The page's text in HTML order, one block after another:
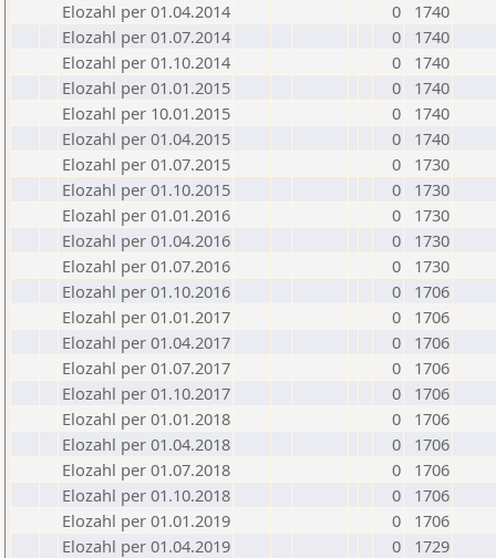
Elozahl per 01.04.2014
0
1740
Elozahl per 01.07.2014
0
1740
Elozahl per 01.10.2014
0
1740
Elozahl per 01.01.2015
0
1740
Elozahl per 10.01.2015
0
1740
Elozahl per 01.04.2015
0
1740
Elozahl per 01.07.2015
0
1730
Elozahl per 01.10.2015
0
1730
Elozahl per 01.01.2016
0
1730
Elozahl per 01.04.2016
0
1730
Elozahl per 01.07.2016
0
1730
Elozahl per 01.10.2016
0
1706
Elozahl per 01.01.2017
0
1706
Elozahl per 01.04.2017
0
1706
Elozahl per 01.07.2017
0
1706
Elozahl per 01.10.2017
0
1706
Elozahl per 01.01.2018
0
1706
Elozahl per 01.04.2018
0
1706
Elozahl per 01.07.2018
0
1706
Elozahl per 01.10.2018
0
1706
Elozahl per 01.01.2019
0
1706
Elozahl per 01.04.2019
0
1729